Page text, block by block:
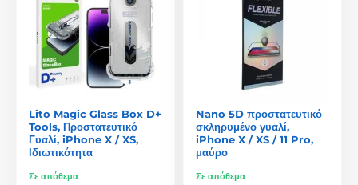
Lito Magic Glass Box D+
Tools, Προστατευτικό
Γυαλί, iPhone X / XS,
Ιδιωτικότητα
Σε απόθεμα
Nano 5D προστατευτικό
σκληρυμένο γυαλί,
iPhone X / XS / 11 Pro,
μαύρο
Σε απόθεμα